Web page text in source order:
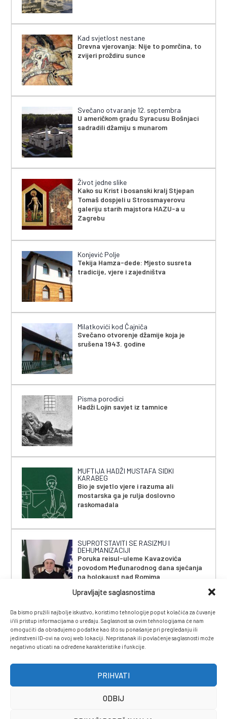
Upravljajte saglasnostima
Da bismo pružili najbolje iskustvo, koristimo tehnologije poput kolačića za čuvanje
i/ili pristup informacijama o uređaju. Saglasnost sa ovim tehnologijama će nam
omogućiti da obrađujemo podatke kao što su ponašanje pri pregledanju ili
jedinstveni ID-ovi na ovoj web lokaciji. Nepristanak ili povlačenje saglasnosti može
negativno uticati na određene karakteristike i funkcije.
PRIHVATI
ODBIJ
Kad svjetlost nestane
Drevna vjerovanja: Nije to pomrčina, to
zvijeri proždiru sunce
Svečano otvaranje 12. septembra
U američkom gradu Syracusu Bošnjaci
sadradili džamiju s munarom
Život jedne slike
Kako su Krist i bosanski kralj Stjepan
Tomaš dospjeli u Strossmayerovu
galeriju starih majstora HAZU-a u
Zagrebu
Konjević Polje
Tekija Hamza-dede: Mjesto susreta
tradicije, vjere i zajedništva
Milatkovići kod Čajniča
Svečano otvorenje džamije koja je
srušena 1943. godine
Pisma porodici
Hadži Lojin savjet iz tamnice
MUFTIJA HADŽI MUSTAFA SIDKI
KARABEG
Bio je svjetlo vjere i razuma ali
mostarska ga je rulja doslovno
raskomadala
SUPROTSTAVITI SE RASIZMU I
DEHUMANIZACIJI
Poruka reisul-uleme Kavazovića
povodom Međunarodnog dana sjećanja
na holokaust nad Romima